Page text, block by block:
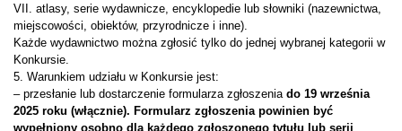
VII. atlasy, serie wydawnicze, encyklopedie lub słowniki (nazewnictwa,
miejscowości, obiektów, przyrodnicze i inne).
Każde wydawnictwo można zgłosić tylko do jednej wybranej kategorii w
Konkursie.
5. Warunkiem udziału w Konkursie jest:
– przesłanie lub dostarczenie formularza zgłoszenia do 19 września
2025 roku (włącznie). Formularz zgłoszenia powinien być
wypełniony osobno dla każdego zgłoszonego tytułu lub serii